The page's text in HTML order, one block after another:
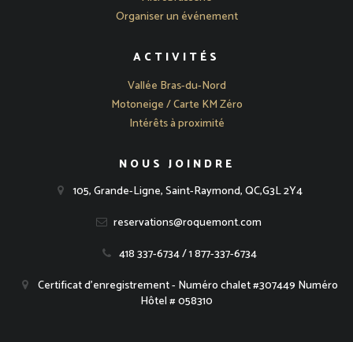
Organiser un événement
ACTIVITÉS
Vallée Bras-du-Nord
Motoneige / Carte KM Zéro
Intérêts à proximité
NOUS JOINDRE
105, Grande-Ligne, Saint-Raymond, QC,G3L 2Y4
reservations@roquemont.com
418 337-6734 / 1 877-337-6734
Certificat d'enregistrement - Numéro chalet #307449 Numéro
Hôtel # 058310